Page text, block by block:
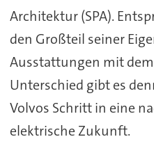
Architektur (SPA).
den Großteil seiner
Ausstattungen mit
Unterschied gibt es
Volvos Schritt in eine
elektrische Zukunft.